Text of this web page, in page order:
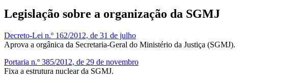
Legislação sobre a organização da SGMJ
Decreto-Lei n.º 162/2012, de 31 de julho
Aprova a orgânica da Secretaria-Geral do Ministério da Justiça (SGMJ).
Portaria n.º 385/2012, de 29 de novembro
Fixa a estrutura nuclear da SGMJ.